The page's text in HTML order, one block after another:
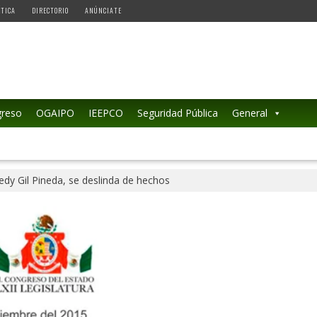
DIRECTORIO ANÚNCIATE
OGAIPO IEEPCO Seguridad Pública General
Gil Pineda, se deslinda de hechos